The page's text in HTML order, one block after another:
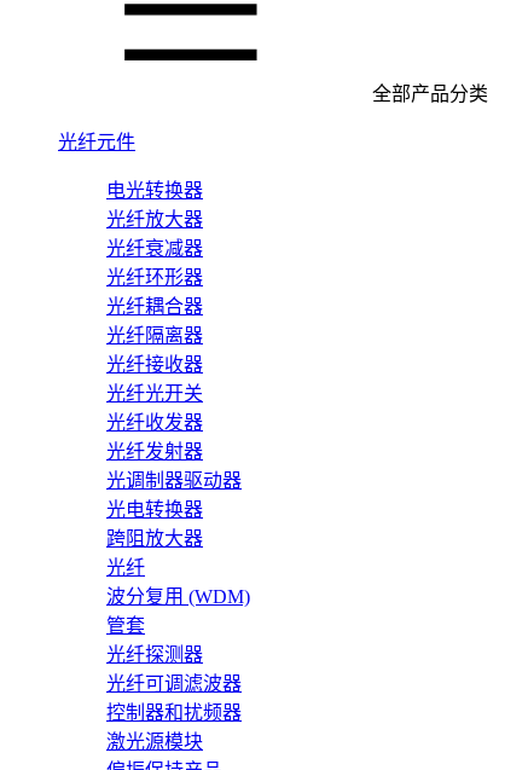
全部产品分类
光纤元件
电光转换器
光纤放大器
光纤衰减器
光纤环形器
光纤耦合器
光纤隔离器
光纤接收器
光纤光开关
光纤收发器
光纤发射器
光调制器驱动器
光电转换器
跨阻放大器
光纤
波分复用 (WDM)
管套
光纤探测器
光纤可调滤波器
控制器和扰频器
激光源模块